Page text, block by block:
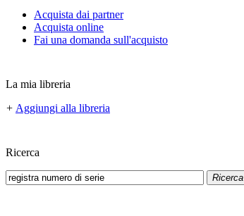
Acquista dai partner
Acquista online
Fai una domanda sull'acquisto
La mia libreria
+ Aggiungi alla libreria
Ricerca
Ricerca